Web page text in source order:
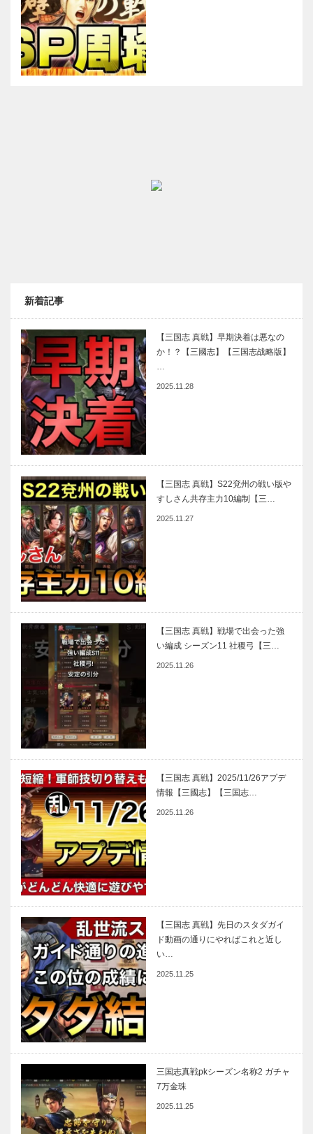
新着記事
【三国志 真戦】早期決着は悪なの
か！？【三國志】【三国志战略版】
…
2025.11.28
【三国志 真戦】S22兗州の戦い版や
すしさん共存主力10編制【三…
2025.11.27
【三国志 真戦】戦場で出会った強
い編成 シーズン11 社稷弓【三…
2025.11.26
【三国志 真戦】2025/11/26アプデ
情報【三國志】【三国志…
2025.11.26
【三国志 真戦】先日のスタダガイ
ド動画の通りにやればこれと近し
い…
2025.11.25
三国志真戦pkシーズン名称2 ガチャ
7万金珠
2025.11.25